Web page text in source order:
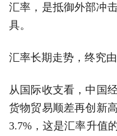
汇率，是抵御外部冲
具。
汇率长期走势，终究
从国际收支看，中国
货物贸易顺差再创新
3.7%，这是汇率升值